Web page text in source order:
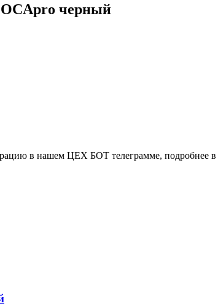
черный
в нашем ЦЕХ БОТ телеграмме, подробнее в